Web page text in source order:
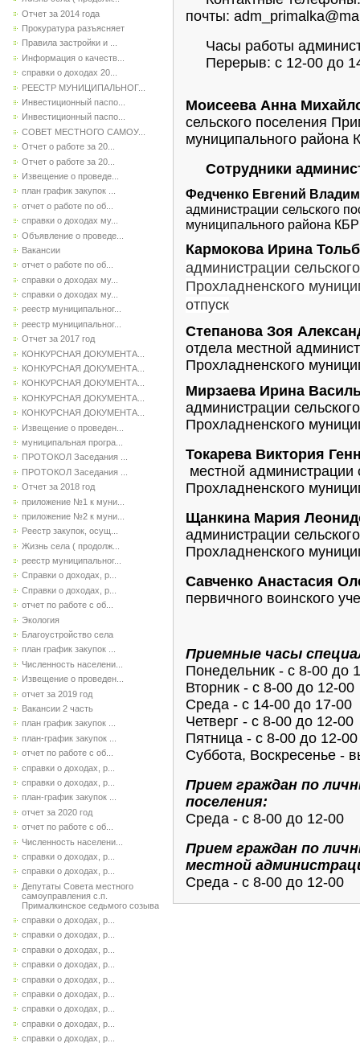
Отчет за 2014 года
Прокуратура разъясняет
Правила застройки и ...
Информация о качеств...
справки о доходах 20...
РЕЕСТР МУНИЦИПАЛЬНОГ...
Инвестиционный паспо...
Инвестиционный паспо...
СОВЕТ МЕСТНОГО САМОУ...
Отчет о работе за 20...
Отчет о работе за 20...
Извещение о проведе...
план график закупок ...
отчет о работе по об...
справки о доходах му...
Объявление о проведе...
Вакансии
отчет о работе по об...
справки о доходах му...
справки о доходах му...
реестр муниципальног...
реестр муниципальног...
Отчет за 2017 год
КОНКУРСНАЯ ДОКУМЕНТА...
КОНКУРСНАЯ ДОКУМЕНТА...
КОНКУРСНАЯ ДОКУМЕНТА...
КОНКУРСНАЯ ДОКУМЕНТА...
КОНКУРСНАЯ ДОКУМЕНТА...
Извещение о проведен...
муниципальная програ...
ПРОТОКОЛ Заседания ...
ПРОТОКОЛ Заседания ...
Отчет за 2018 год
приложение №1 к муни...
приложение №2 к муни...
Реестр закупок, осущ...
Жизнь села ( продолж...
реестр муниципальног...
Справки о доходах, р...
Справки о доходах, р...
отчет по работе с об...
Экология
Благоустройство села
план график закупок ...
Численность населени...
Извещение о проведен...
отчет за 2019 год
Вакансии 2 часть
план график закупок ...
план-график закупок ...
отчет по работе с об...
справки о доходах, р...
справки о доходах, р...
план-график закупок ...
отчет за 2020 год
отчет по работе с об...
Численность населени...
справки о доходах, р...
справки о доходах, р...
Депутаты Совета местного
самоуправления с.п.
Прималкинское седьмого созыва
справки о доходах, р...
справки о доходах, р...
справки о доходах, р...
справки о доходах, р...
справки о доходах, р...
справки о доходах, р...
справки о доходах, р...
справки о доходах, р...
справки о доходах, р...
почты:
Часы работы
Перерыв: с 12-00 до
Моисеева Анна
сельского поселения
муниципального района
Сотрудники
Федченко Евгений
администрации сельского
муниципального района КБР
Кармокова Ирина
администрации
Прохладненского
отпуск
Степанова Зоя
отдела местной
Прохладненского
Мирзаева Ирина
администрации
Прохладненского
Токарева Виктория
местной администрации
Прохладненского
Щанкина Мария
администрации
Прохладненского
Савченко Анастасия
первичного воинского
Приемные часы
Понедельник - с 8-00 до
Вторник - с 8-00 до 12-00
Среда - с 14-00 до 17-00
Четверг - с 8-00 до 12-00
Пятница - с 8-00 до 12-00
Суббота, Воскресенье -
Прием граждан по
поселения:
Среда - с 8-00 до 12-00
Прием граждан по
местной
Среда - с 8-00 до 12-00